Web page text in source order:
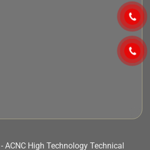
ACNC High Technology Technical